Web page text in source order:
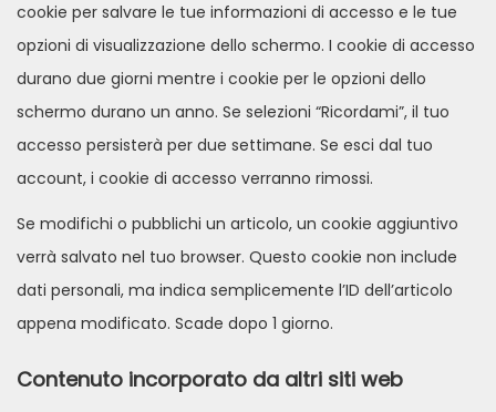
cookie per salvare le tue informazioni di accesso e le tue
opzioni di visualizzazione dello schermo. I cookie di accesso
durano due giorni mentre i cookie per le opzioni dello
schermo durano un anno. Se selezioni “Ricordami”, il tuo
accesso persisterà per due settimane. Se esci dal tuo
account, i cookie di accesso verranno rimossi.
Se modifichi o pubblichi un articolo, un cookie aggiuntivo
verrà salvato nel tuo browser. Questo cookie non include
dati personali, ma indica semplicemente l’ID dell’articolo
appena modificato. Scade dopo 1 giorno.
Contenuto incorporato da altri siti web